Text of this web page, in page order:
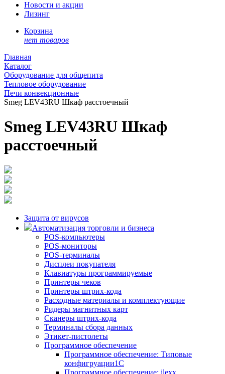
Новости и акции
Лизинг
Корзина
нет товаров
Главная
Каталог
Оборудование для общепита
Тепловое оборудование
Печи конвекционные
Smeg LEV43RU Шкаф расстоечный
Smeg LEV43RU Шкаф
расстоечный
Защита от вирусов
Автоматизация торговли и бизнеса
POS-компьютеры
POS-мониторы
POS-терминалы
Дисплеи покупателя
Клавиатуры программируемые
Принтеры чеков
Принтеры штрих-кода
Расходные материалы и комплектующие
Ридеры магнитных карт
Сканеры штрих-кода
Терминалы сбора данных
Этикет-пистолеты
Программное обеспечение
Программное обеспечение: Типовые
конфигруации1С
Программное обеспечение: ilexx